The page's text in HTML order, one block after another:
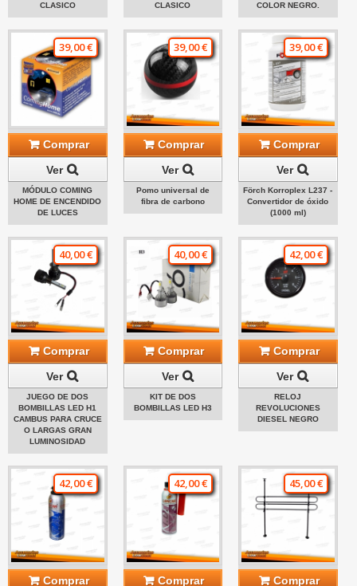
CLASICO
CLASICO
COLOR NEGRO.
39,00 €
Comprar
Ver
MÓDULO COMING
HOME DE ENCENDIDO
DE LUCES
39,00 €
Comprar
Ver
Pomo universal de
fibra de carbono
39,00 €
Comprar
Ver
Förch Korroplex L237 -
Convertidor de óxido
(1000 ml)
40,00 €
Comprar
Ver
JUEGO DE DOS
BOMBILLAS LED H1
CAMBUS PARA CRUCE
O LARGAS GRAN
LUMINOSIDAD
40,00 €
Comprar
Ver
KIT DE DOS
BOMBILLAS LED H3
42,00 €
Comprar
Ver
RELOJ
REVOLUCIONES
DIESEL NEGRO
42,00 €
Comprar
42,00 €
Comprar
45,00 €
Comprar